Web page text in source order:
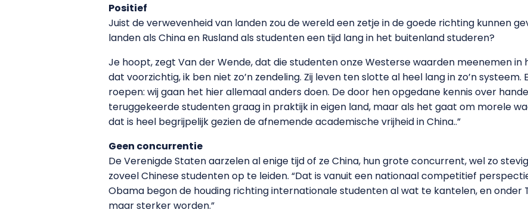
Positief
Juist de verwevenheid van landen zou de wereld een zetje in de goede richting kunnen
landen als China en Rusland als studenten een tijd lang in het buitenland studeren?
Je hoopt, zegt Van der Wende, dat die studenten onze Westerse waarden meenemen in
dat voorzichtig, ik ben niet zo’n zendeling. Zij leven ten slotte al heel lang in zo’n systeem.
roepen: wij gaan het hier allemaal anders doen. De door hen opgedane kennis over
teruggekeerde studenten graag in praktijk in eigen land, maar als het gaat om morele
dat is heel begrijpelijk gezien de afnemende academische vrijheid in China..”
Geen concurrentie
De Verenigde Staten aarzelen al enige tijd of ze China, hun grote concurrent, wel zo
zoveel Chinese studenten op te leiden. “Dat is vanuit een nationaal competitief
Obama begon de houding richting internationale studenten al wat te kantelen, en onder
maar sterker worden.”